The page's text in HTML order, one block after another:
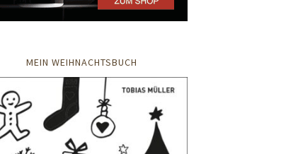
MEIN WEIHNACHTSBUCH